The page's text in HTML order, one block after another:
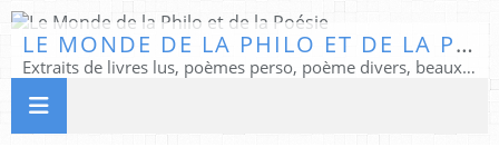
LE MONDE DE LA PHILO ET DE LA POÉSIE
Extraits de livres lus, poèmes perso, poème divers, beaux textes...